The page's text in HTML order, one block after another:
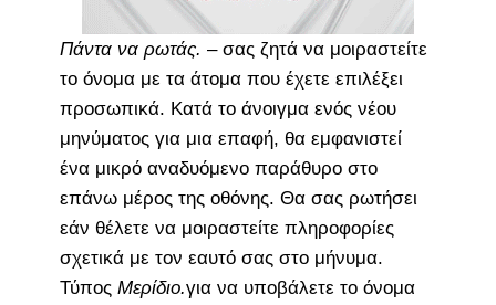
Πάντα να ρωτάς. – σας ζητά να μοιραστείτε
το όνομα με τα άτομα που έχετε επιλέξει
προσωπικά. Κατά το άνοιγμα ενός νέου
μηνύματος για μια επαφή, θα εμφανιστεί
ένα μικρό αναδυόμενο παράθυρο στο
επάνω μέρος της οθόνης. Θα σας ρωτήσει
εάν θέλετε να μοιραστείτε πληροφορίες
σχετικά με τον εαυτό σας στο μήνυμα.
Τύπος Μερίδιο.για να υποβάλετε το όνομα